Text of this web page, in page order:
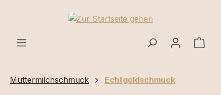
Zum Hauptinhalt springen
Muttermilchschmuck Echtgoldschmuck